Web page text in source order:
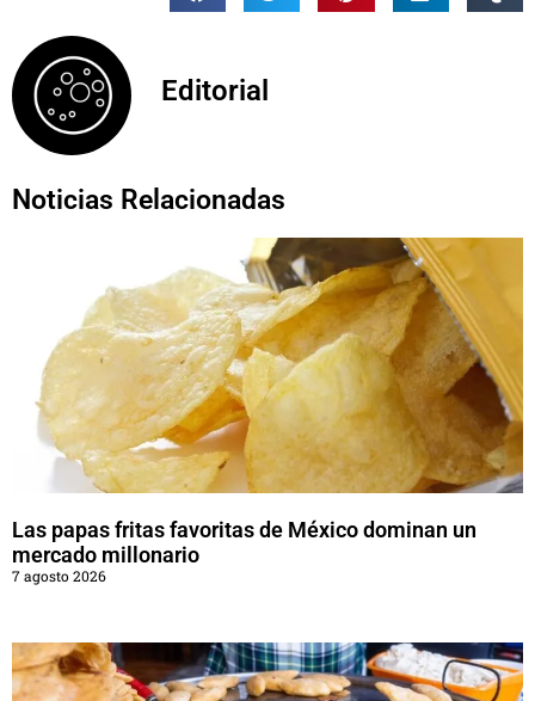
Editorial
Noticias Relacionadas
Las papas fritas favoritas de México dominan un
mercado millonario
7 agosto 2026